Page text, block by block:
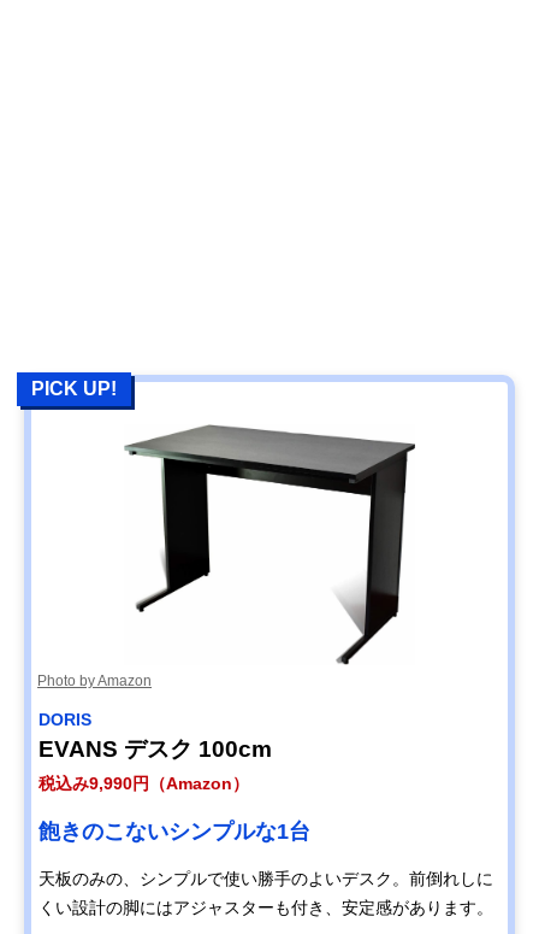
PICK UP!
Photo by Amazon
‎DORIS
EVANS デスク 100cm
税込み9,990円（Amazon）
飽きのこないシンプルな1台
天板のみの、シンプルで使い勝手のよいデスク。前倒れしに
くい設計の脚にはアジャスターも付き、安定感があります。